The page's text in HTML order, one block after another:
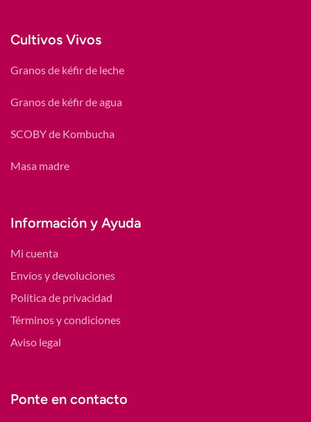
Cultivos Vivos
Granos de kéfir de leche
Granos de kéfir de agua
SCOBY de Kombucha
Masa madre
Información y Ayuda
Mi cuenta
Envíos y devoluciones
Política de privacidad
Términos y condiciones
Aviso legal
Ponte en contacto